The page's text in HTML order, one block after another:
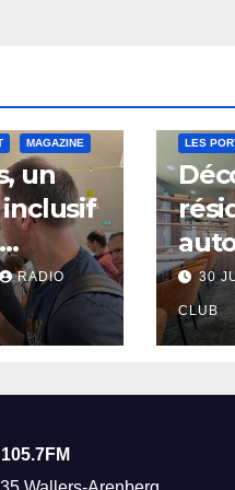
MAGAZINE
un
RADIO
LES
à 30
CLUB
105.7FM